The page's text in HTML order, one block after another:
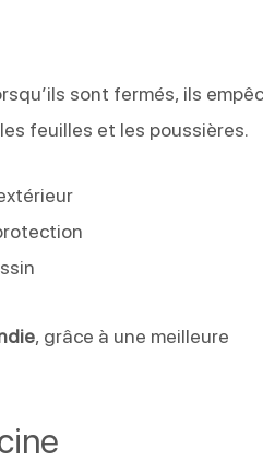
sont fermés, ils
feuilles et les poussières.
, grâce à une meilleure